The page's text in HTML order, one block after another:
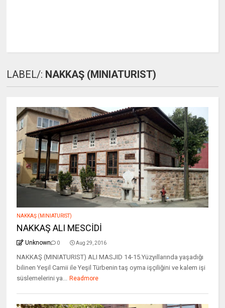
LABEL/: NAKKAŞ (MINIATURIST)
NAKKAŞ (MINIATURIST)
NAKKAŞ ALI MESCİDİ
Unknown 0 Aug 29, 2016
NAKKAŞ (MINIATURIST) ALI MASJID 14-15.Yüzyıllarında yaşadığı
bilinen Yeşil Camii ile Yeşil Türbenin taş oyma işçiliğini ve kalem işi
süslemelerini ya... Readmore